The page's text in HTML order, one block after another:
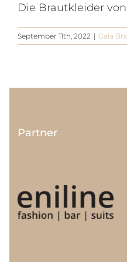
Zum
springen
Die Brautkleider
September 11th, 2022 | Gala
Partner